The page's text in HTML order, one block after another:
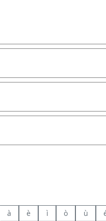
à è ì ò ù